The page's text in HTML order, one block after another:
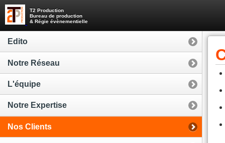
T2 Production
Bureau de production
& Régie évènementielle
Edito
Notre Réseau
L'équipe
Notre Expertise
Nos Clients